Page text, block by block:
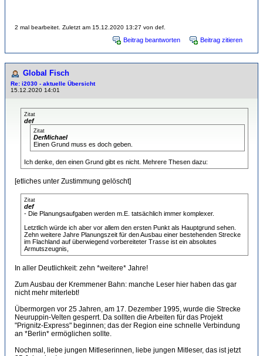
2 mal bearbeitet. Zuletzt am 15.12.2020 13:27 von def.
Beitrag beantworten Beitrag zitieren
Global Fisch
Re: i2030 - aktuelle Übersicht
15.12.2020 14:01
Zitat
def
Zitat
DerMichael
Einen Grund muss es doch geben.
Ich denke, den einen Grund gibt es nicht. Mehrere Thesen dazu:
[etliches unter Zustimmung gelöscht]
Zitat
def
- Die Planungsaufgaben werden m.E. tatsächlich immer komplexer.
Letztlich würde ich aber vor allem den ersten Punkt als Hauptgrund sehen.
Zehn weitere Jahre Planungszeit für den Ausbau einer bestehenden Strecke
im Flachland auf überwiegend vorbereiteter Trasse ist ein absolutes
Armutszeugnis,
In aller Deutlichkeit: zehn *weitere* Jahre!
Zum Ausbau der Kremmener Bahn: manche Leser hier haben das gar
nicht mehr miterlebt!
Übermorgen vor 25 Jahren, am 17. Dezember 1995, wurde die Strecke
Neuruppin-Velten gesperrt. Da sollten die Arbeiten für das Projekt
"Prignitz-Express" beginnen; das der Region eine schnelle Verbindung
an *Berlin* ermöglichen sollte.
Nochmal, liebe jungen Mitleserinnen, liebe jungen Mitleser, das ist jetzt